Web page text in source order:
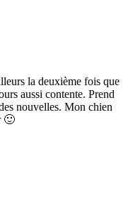
la deuxième fois que
aussi contente. Prend
nouvelles. Mon chien
🙂